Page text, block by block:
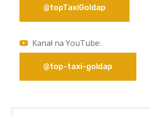
@topTaxiGoldap
Kanał na YouTube:
@top-taxi-goldap